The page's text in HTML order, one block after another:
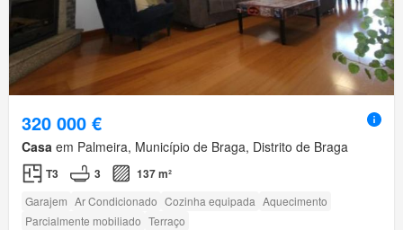
320 000 €
Casa em Palmeira, Município de Braga, Distrito de Braga
T3 3 137 m²
Garajem Ar Condicionado Cozinha equipada Aquecimento
Parcialmente mobiliado Terraço